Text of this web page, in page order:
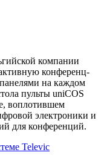
компании
конференц-
на каждом
пульты uniCOS
воплотившем
электроники и
для конференций.
Televic